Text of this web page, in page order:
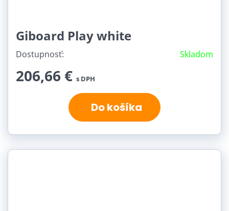
Giboard Play white
Dostupnosť: Skladom
206,66 € s DPH
Do košíka